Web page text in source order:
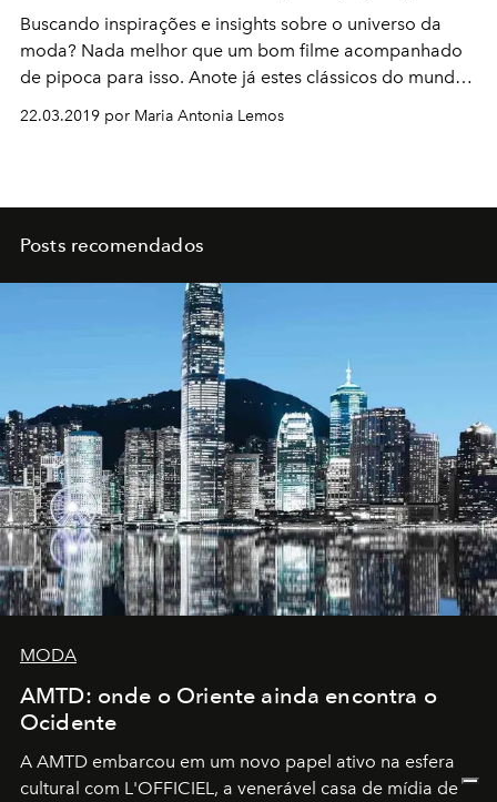
Buscando inspirações e insights sobre o universo da
moda? Nada melhor que um bom filme acompanhado
de pipoca para isso. Anote já estes clássicos do mundo
22.03.2019 por Maria Antonia Lemos
Posts recomendados
MODA
AMTD: onde o Oriente ainda encontra o
Ocidente
A AMTD embarcou em um novo papel ativo na esfera
cultural com L'OFFICIEL, a venerável casa de mídia de